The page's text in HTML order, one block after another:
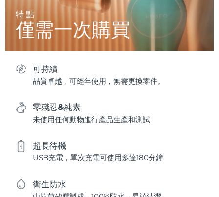
特點
僅需一次購買
可持續
品質卓越，可經年使用，無需更換零件。
零殘忍&純素
未使用任何動物進行產品生產和測試
超長待機
USB充電，單次充電可使用多達180分鐘
衛生防水